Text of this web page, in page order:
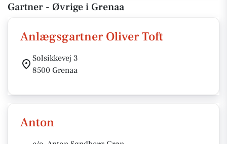
Gartner - Øvrige i Grenaa
Anlægsgartner Oliver Toft
Solsikkevej 3
8500 Grenaa
Anton